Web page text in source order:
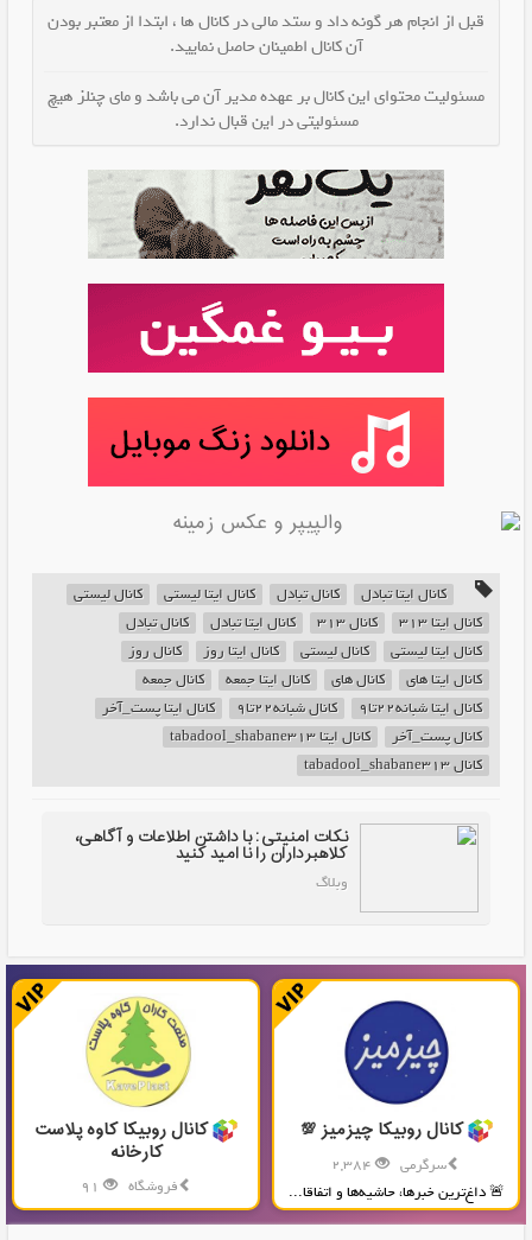
قبل از انجام هر گونه داد و ستد مالی در کانال ها ، ابتدا از معتبر بودن
آن کانال اطمینان حاصل نمایید.
مسئولیت محتوای این کانال بر عهده مدیر آن می باشد و مای چنلز هیچ
مسئولیتی در این قبال ندارد.
کانال ایتا تبادل کانال تبادل کانال ایتا لیستی
کانال لیستی
کانال ایتا 313
کانال 313 کانال ایتا تبادل
کانال تبادل
کانال ایتا لیستی
کانال لیستی کانال ایتا روز
کانال روز
کانال ایتا های
کانال های کانال ایتا جمعه
کانال جمعه
کانال ایتا شبانه۲۲تا۹
کانال شبانه۲۲تا۹
کانال ایتا پست_آخر
کانال پست_آخر
کانال ایتا tabadool_shabane313
کانال tabadool_shabane313
نکات امنیتی: با داشتن اطلاعات و آگاهی،
کلاهبرداران را نا امید کنید
وبلاگ
کانال روبیکا چیزمیز 💯
سرگرمی
🚨 داغ‌ترین خبرها، حاشیه‌ها و اتفاقا...
کانال روبیکا کاوه پلاست
کارخانه
فروشگاه
تولید و پخش محصولات پلاستیکی...